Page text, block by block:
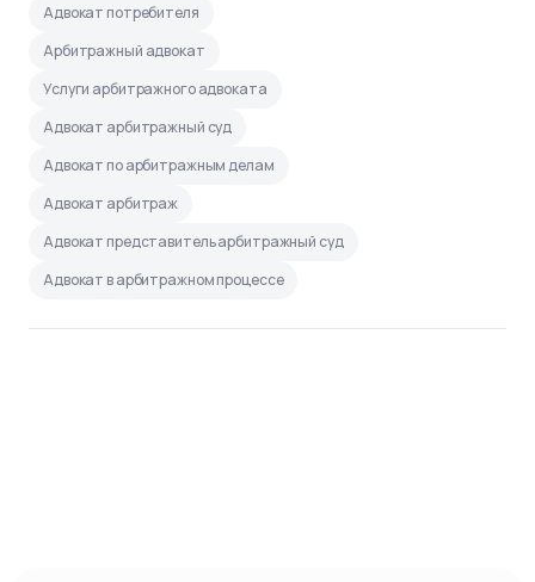
Адвокат потребителя
Арбитражный адвокат
Услуги арбитражного адвоката
Адвокат арбитражный суд
Адвокат по арбитражным делам
Адвокат арбитраж
Адвокат представитель арбитражный суд
Адвокат в арбитражном процессе